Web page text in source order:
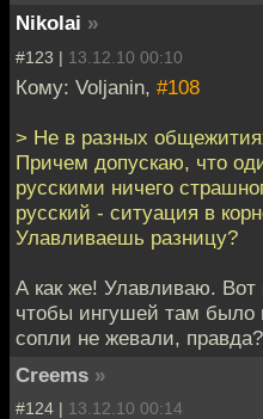
Nikolai »
#123 | 13.12.10 00:10
Кому: Voljanin, #108
> Не в разных
Причем допускаю, что
русскими ничего
русский - ситуация в
Улавливаешь разницу?
А как же! Улавливаю.
чтобы ингушей там было
сопли не жевали, правда?
Creems »
#124 | 13.12.10 00:14